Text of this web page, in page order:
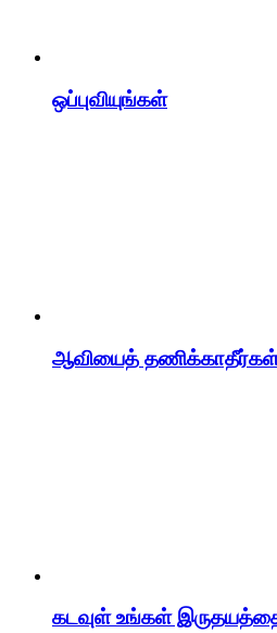
ஒப்புவியுங்கள்
ஆவியைத்
கடவுள் உங்கள்